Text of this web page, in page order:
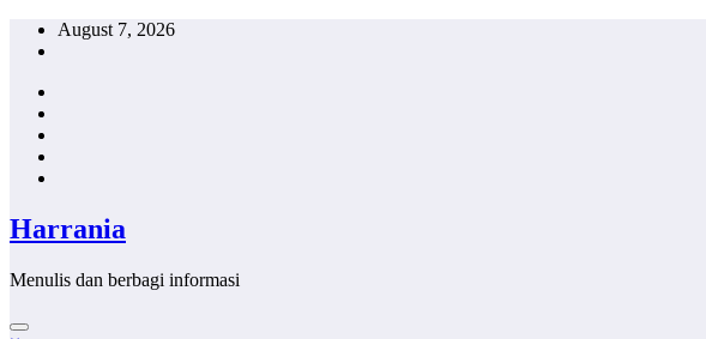
Skip
August 7, 2026
Harrania
Menulis dan berbagi informasi